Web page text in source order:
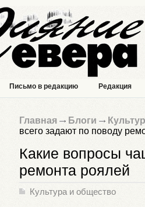
Письмо в редакцию Редакция
Главная Блоги
всего задают по поводу
Какие вопросы
ремонта роялей
Культура и общество